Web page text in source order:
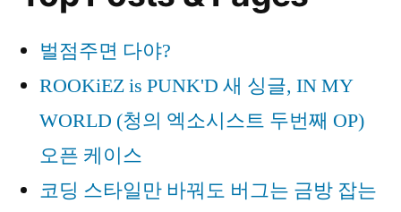
루
365
리
리
2.
빛
자
루
VS
365
벌점주면 다야?
ROOKiEZ is PUNK'D 새 싱글, IN MY
WORLD (청의 엑소시스트 두번째 OP)
오픈 케이스
코딩 스타일만 바꿔도 버그는 금방 잡는